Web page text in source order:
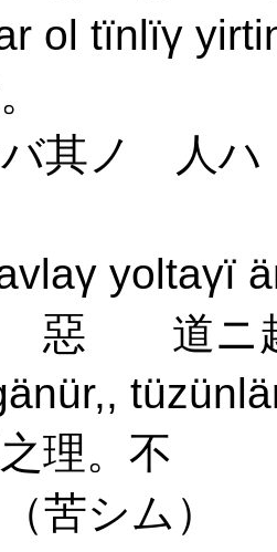
ol tïnlïγ
其ノ 人
yoltaγï
道ニ趣
理。不
苦シム